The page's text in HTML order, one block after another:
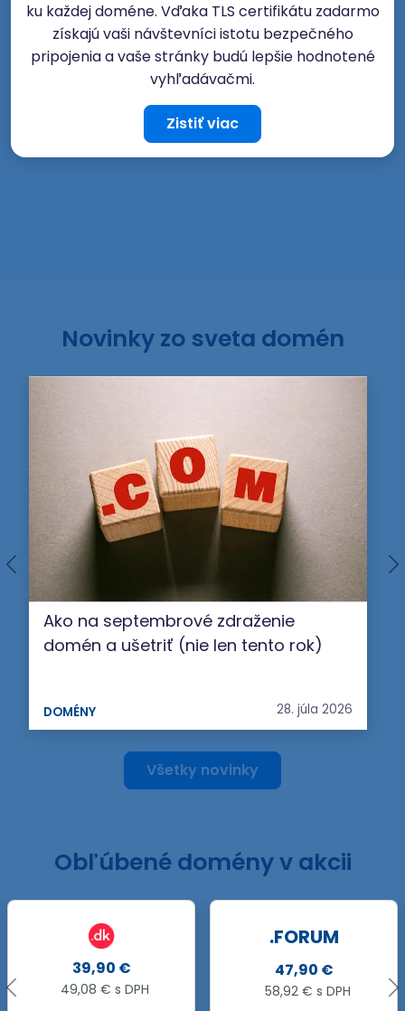
ku každej doméne. Vďaka TLS certifikátu zadarmo
získajú vaši návštevníci istotu bezpečného
pripojenia a vaše stránky budú lepšie hodnotené
vyhľadávačmi.
Zistiť viac
Novinky zo sveta domén
Ako na septembrové zdraženie
domén a ušetriť (nie len tento rok)
DOMÉNY 28. júla 2026
Všetky novinky
Obľúbené domény v akcii
.FORUM
47,90 €
58,92 € s DPH
17,49 €
21,51 € s DPH